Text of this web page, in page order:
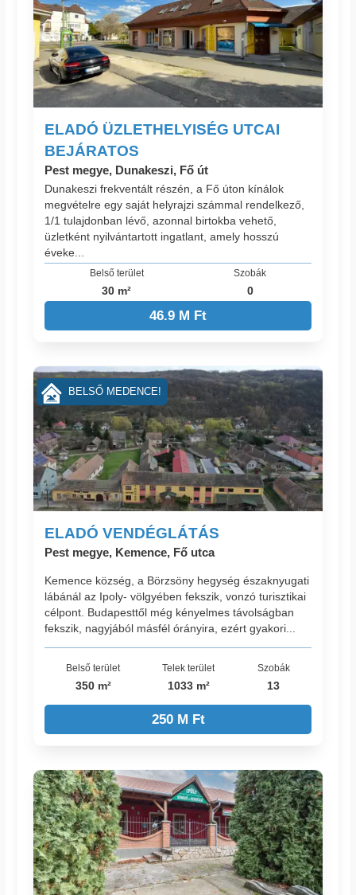
ELADÓ ÜZLETHELYISÉG UTCAI
BEJÁRATOS
Pest megye, Dunakeszi, Fő út
Dunakeszi frekventált részén, a Fő úton kínálok
megvételre egy saját helyrajzi számmal rendelkező,
1/1 tulajdonban lévő, azonnal birtokba vehető,
üzletként nyilvántartott ingatlant, amely hosszú
éveke...
Belső terület
30 m²
Szobák
0
46.9 M Ft
ELADÓ VENDÉGLÁTÁS
Pest megye, Kemence, Fő utca
Kemence község, a Börzsöny hegység északnyugati
lábánál az Ipoly- völgyében fekszik, vonzó turisztikai
célpont. Budapesttől még kényelmes távolságban
fekszik, nagyjából másfél órányira, ezért gyakori...
Belső terület
350 m²
Telek terület
1033 m²
Szobák
13
250 M Ft
BELSŐ MEDENCE!